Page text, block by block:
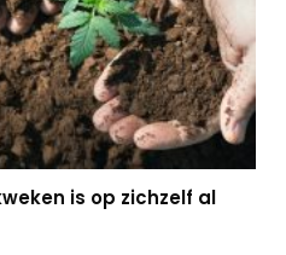
is op zichzelf al